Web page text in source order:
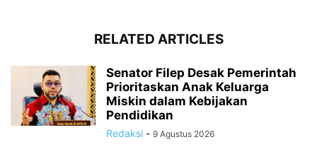
RELATED ARTICLES
Senator Filep Desak Pemerintah
Prioritaskan Anak Keluarga
Miskin dalam Kebijakan
Pendidikan
Redaksi - 9 Agustus 2026